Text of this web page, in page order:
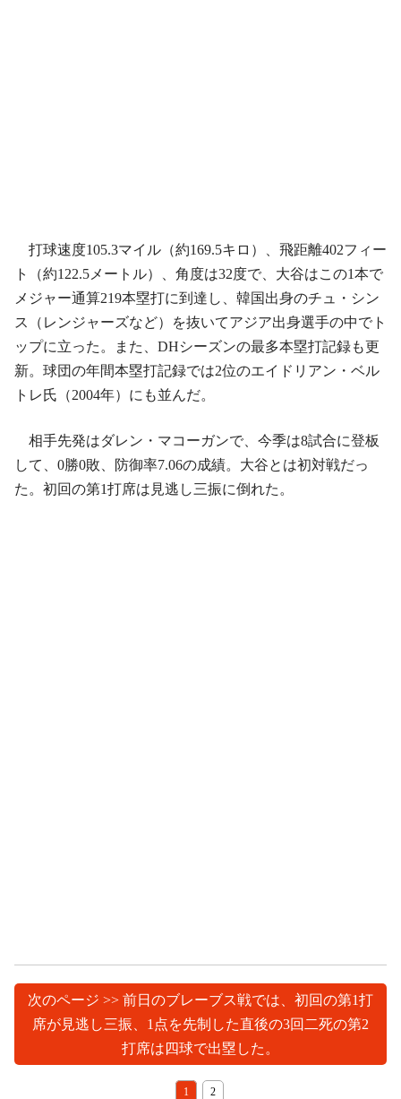
打球速度105.3マイル（約169.5キロ）、飛距離402フィー
ト（約122.5メートル）、角度は32度で、大谷はこの1本で
メジャー通算219本塁打に到達し、韓国出身のチュ・シン
ス（レンジャーズなど）を抜いてアジア出身選手の中でト
ップに立った。また、DHシーズンの最多本塁打記録も更
新。球団の年間本塁打記録では2位のエイドリアン・ベル
トレ氏（2004年）にも並んだ。
相手先発はダレン・マコーガンで、今季は8試合に登板
して、0勝0敗、防御率7.06の成績。大谷とは初対戦だっ
た。初回の第1打席は見逃し三振に倒れた。
次のページ >> 前日のブレーブス戦では、初回の第1打
席が見逃し三振、1点を先制した直後の3回二死の第2
打席は四球で出塁した。
1 2